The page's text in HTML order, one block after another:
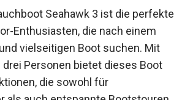
Seahawk 3 ist die
Outdoor-Enthusiasten, die nach
und vielseitigen Boot
für bis zu drei Personen bietet
Funktionen, die sowohl
als auch entspannte